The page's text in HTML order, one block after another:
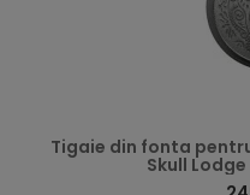
Tigaie din fonta
Skull Lodge